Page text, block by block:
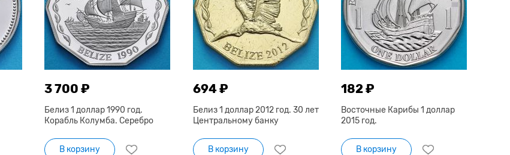
3 700 ₽
Белиз 1 доллар 1990 год.
Корабль Колумба. Серебро
В корзину
694 ₽
Белиз 1 доллар 2012 год. 30 лет
Центральному банку
В корзину
182 ₽
Восточные Карибы 1 доллар
2015 год.
В корзину